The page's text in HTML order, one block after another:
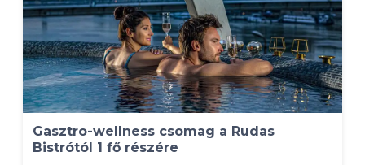
Gasztro-wellness csomag a Rudas
Bistrótól 1 fő részére